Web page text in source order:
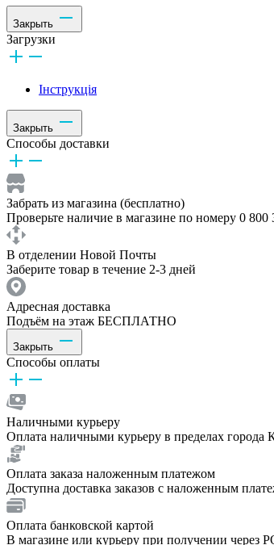
Закрыть
Загрузки
Інструкція
Закрыть
Способы доставки
Забрать из магазина (бесплатно)
Проверьте наличие в магазине по номеру 0 800
В отделении Новой Почты
Заберите товар в течение 2-3 дней
Адресная доставка
Подъём на этаж БЕСПЛАТНО
Закрыть
Способы оплаты
Наличными курьеру
Оплата наличными курьеру в пределах
Оплата заказа наложенным платежом
Доступна доставка заказов с наложенным
Оплата банковской картой
В магазине или курьеру при получении через